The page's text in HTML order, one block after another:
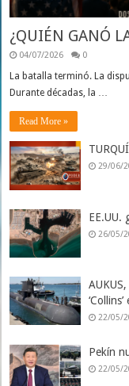
¿QUIÉN GANÓ
04/07/2026 0
La batalla terminó. La
Durante décadas, la …
Read More »
29/06/
EE.UU.
26/05/
22/05/
Pekín
22/05/